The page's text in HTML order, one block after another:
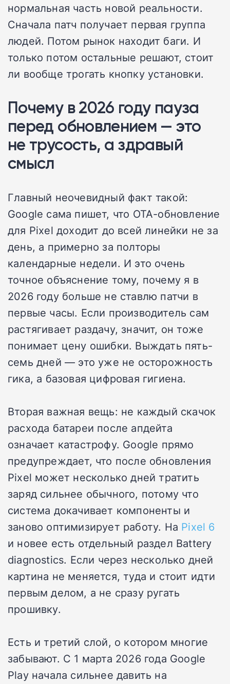
нормальная часть новой реальности.
Сначала патч получает первая группа
людей. Потом рынок находит баги. И
только потом остальные решают, стоит
ли вообще трогать кнопку установки.
Почему в 2026 году пауза
перед обновлением — это
не трусость, а здравый
смысл
Главный неочевидный факт такой:
Google сама пишет, что OTA-обновление
для Pixel доходит до всей линейки не за
день, а примерно за полторы
календарные недели. И это очень
точное объяснение тому, почему я в
2026 году больше не ставлю патчи в
первые часы. Если производитель сам
растягивает раздачу, значит, он тоже
понимает цену ошибки. Выждать пять-
семь дней — это уже не осторожность
гика, а базовая цифровая гигиена.
Вторая важная вещь: не каждый скачок
расхода батареи после апдейта
означает катастрофу. Google прямо
предупреждает, что после обновления
Pixel может несколько дней тратить
заряд сильнее обычного, потому что
система докачивает компоненты и
заново оптимизирует работу. На Pixel 6
и новее есть отдельный раздел Battery
diagnostics. Если через несколько дней
картина не меняется, туда и стоит идти
первым делом, а не сразу ругать
прошивку.
Есть и третий слой, о котором многие
забывают. С 1 марта 2026 года Google
Play начала сильнее давить на